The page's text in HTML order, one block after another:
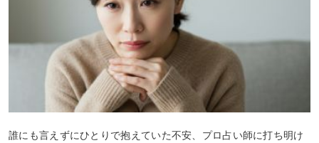
誰にも言えずにひとりで抱えていた不安、プロ占い師に打ち明け